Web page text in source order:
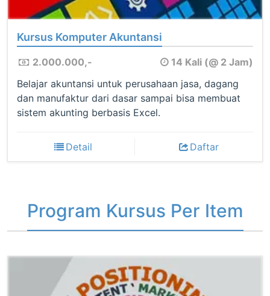
Kursus Komputer Akuntansi
2.000.000,-
14 Kali (@ 2 Jam)
Belajar akuntansi untuk perusahaan jasa, dagang
dan manufaktur dari dasar sampai bisa membuat
sistem akunting berbasis Excel.
Detail Daftar
Program Kursus Per Item